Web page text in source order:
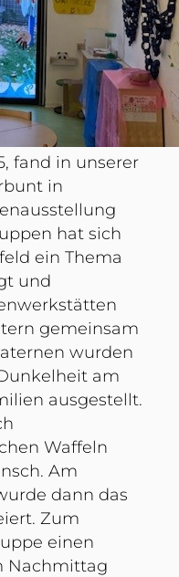
fand in unserer
in
hat sich
ein Thema
und
gemeinsam
wurden
am
ausgestellt.
Waffeln
Am
dann das
Zum
einen
Nachmittag